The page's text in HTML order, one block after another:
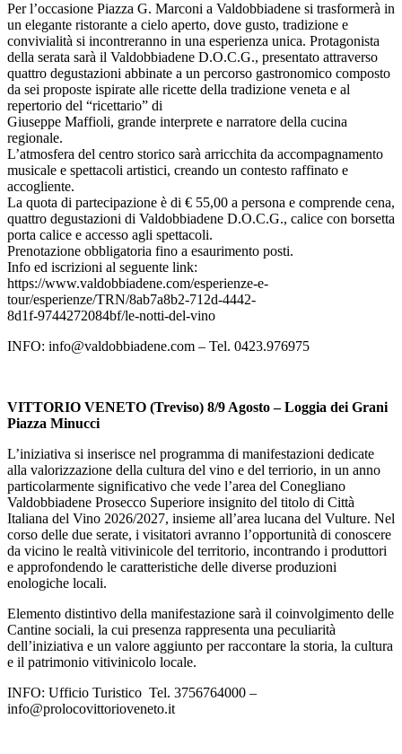
Per l’occasione Piazza G. Marconi a Valdobbiadene si trasformerà in
un elegante ristorante a cielo aperto, dove gusto, tradizione e
convivialità si incontreranno in una esperienza unica. Protagonista
della serata sarà il Valdobbiadene D.O.C.G., presentato attraverso
quattro degustazioni abbinate a un percorso gastronomico composto
da sei proposte ispirate alle ricette della tradizione veneta e al
repertorio del “ricettario” di
Giuseppe Maffioli, grande interprete e narratore della cucina
regionale.
L’atmosfera del centro storico sarà arricchita da accompagnamento
musicale e spettacoli artistici, creando un contesto raffinato e
accogliente.
La quota di partecipazione è di € 55,00 a persona e comprende cena,
quattro degustazioni di Valdobbiadene D.O.C.G., calice con borsetta
porta calice e accesso agli spettacoli.
Prenotazione obbligatoria fino a esaurimento posti.
Info ed iscrizioni al seguente link:
https://www.valdobbiadene.com/esperienze-e-
tour/esperienze/TRN/8ab7a8b2-712d-4442-
8d1f-9744272084bf/le-notti-del-vino
INFO: info@valdobbiadene.com – Tel. 0423.976975
VITTORIO VENETO (Treviso) 8/9 Agosto – Loggia dei Grani
Piazza Minucci
L’iniziativa si inserisce nel programma di manifestazioni dedicate
alla valorizzazione della cultura del vino e del terriorio, in un anno
particolarmente significativo che vede l’area del Conegliano
Valdobbiadene Prosecco Superiore insignito del titolo di Città
Italiana del Vino 2026/2027, insieme all’area lucana del Vulture. Nel
corso delle due serate, i visitatori avranno l’opportunità di conoscere
da vicino le realtà vitivinicole del territorio, incontrando i produttori
e approfondendo le caratteristiche delle diverse produzioni
enologiche locali.
Elemento distintivo della manifestazione sarà il coinvolgimento delle
Cantine sociali, la cui presenza rappresenta una peculiarità
dell’iniziativa e un valore aggiunto per raccontare la storia, la cultura
e il patrimonio vitivinicolo locale.
INFO: Ufficio Turistico Tel. 3756764000 –
info@prolocovittorioveneto.it